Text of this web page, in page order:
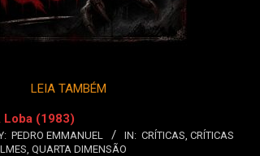
LEIA TAMBÉM
Loba (1983)
PEDRO EMMANUEL IN: CRÍTICAS, CRÍTICAS
, QUARTA DIMENSÃO